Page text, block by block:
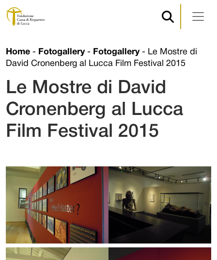
Navigazione principale
Home - Fotogallery- Fotogallery- Le Mostre di
David Cronenberg al Lucca Film Festival 2015
Le Mostre di David
Cronenberg al Lucca
Film Festival 2015